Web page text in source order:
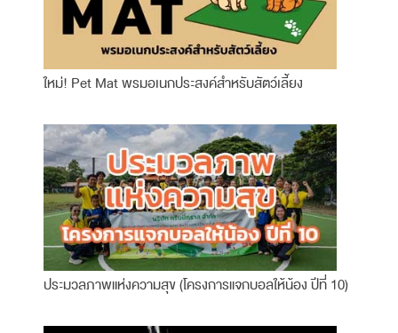
ใหม่! Pet Mat พรมอเนกประสงค์สำหรับสัตว์เลี้ยง
ประมวลภาพแห่งความสุข (โครงการแจกบอลให้น้อง ปีที่ 10)